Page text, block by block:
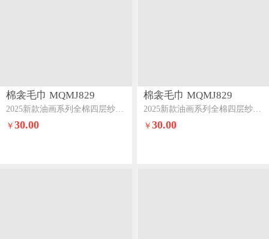
棉衾毛巾 MQMJ829
2025新款油画系列全棉四层纱布浴巾麦野稻草人
￥30.00
棉衾毛巾 MQMJ829
2025新款油画系列全棉四层纱布浴巾绿野溪踪
￥ 30.00